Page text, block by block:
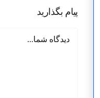
پیام بگذارید
دیدگاه